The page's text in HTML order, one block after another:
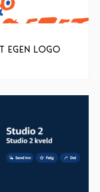
EGEN LOGO